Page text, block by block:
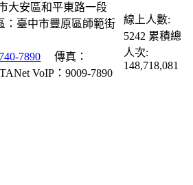
大安區和平東路一段
：臺中市豐原區師範街
7890
傳真：
TANet VoIP：9009-7890
線上人數:
5242 累積總
人次:
148,718,081